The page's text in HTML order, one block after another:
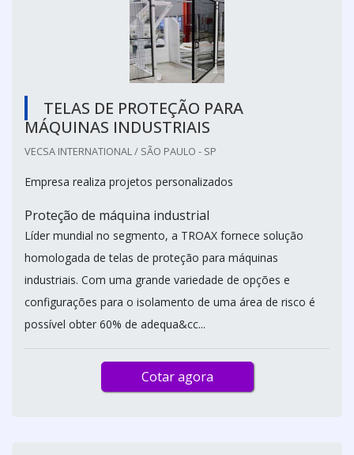
TELAS DE PROTEÇÃO PARA
MÁQUINAS INDUSTRIAIS
VECSA INTERNATIONAL / SÃO PAULO - SP
Empresa realiza projetos personalizados
Proteção de máquina industrial
Líder mundial no segmento, a TROAX fornece solução
homologada de telas de proteção para máquinas
industriais. Com uma grande variedade de opções e
configurações para o isolamento de uma área de risco é
possível obter 60% de adequa&cc...
Cotar agora